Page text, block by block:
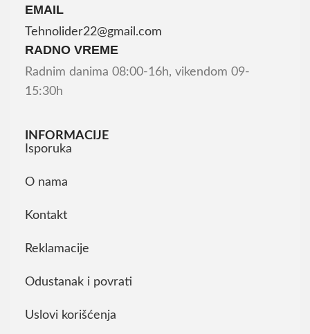
EMAIL
Tehnolider22@gmail.com
RADNO VREME
Radnim danima 08:00-16h, vikendom 09-
15:30h
INFORMACIJE
Isporuka
O nama
Kontakt
Reklamacije
Odustanak i povrati
Uslovi korišćenja